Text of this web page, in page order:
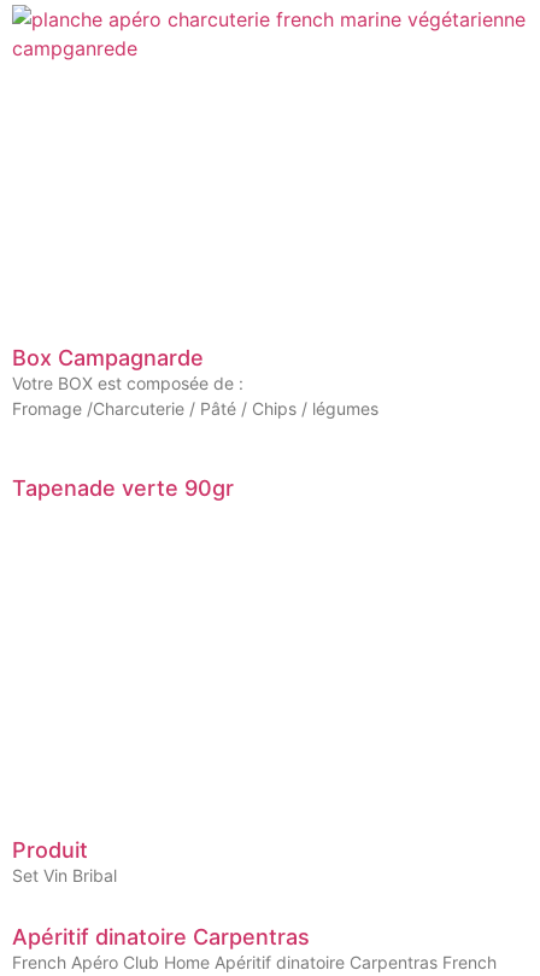
Box Campagnarde
Votre BOX est composée de :
Fromage /Charcuterie / Pâté / Chips / légumes
Tapenade verte 90gr
Produit
Set Vin Bribal
Apéritif dinatoire Carpentras
French Apéro Club Home Apéritif dinatoire Carpentras French